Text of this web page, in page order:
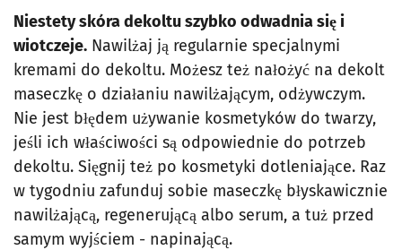
Niestety skóra dekoltu szybko odwadnia się i
wiotczeje. Nawilżaj ją regularnie specjalnymi
kremami do dekoltu. Możesz też nałożyć na dekolt
maseczkę o działaniu nawilżającym, odżywczym.
Nie jest błędem używanie kosmetyków do twarzy,
jeśli ich właściwości są odpowiednie do potrzeb
dekoltu. Sięgnij też po kosmetyki dotleniające. Raz
w tygodniu zafunduj sobie maseczkę błyskawicznie
nawilżającą, regenerującą albo serum, a tuż przed
samym wyjściem - napinającą.